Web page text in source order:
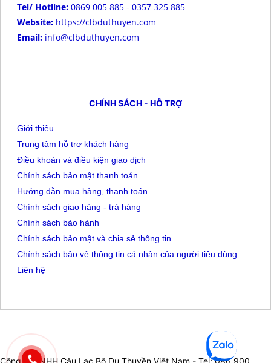
Tel/ Hotline: 0869 005 885 - 0357 325 885
Website: https://clbduthuyen.com
Email:info@clbduthuyen.com
CHÍNH SÁCH - HỖ TRỢ
Giới thiệu
Trung tâm hỗ trợ khách hàng
Điều khoản và điều kiện giao dịch
Chính sách bảo mật thanh toán
Hướng dẫn mua hàng, thanh toán
Chính sách giao hàng - trả hàng
Chính sách bảo hành
Chính sách bảo mật và chia sẻ thông tin
Chính sách bảo vệ thông tin cá nhân của người tiêu dùng
Liên hệ
Công ty TNHH Câu Lạc Bộ Du Thuyền Việt Nam - Tel: 086 900